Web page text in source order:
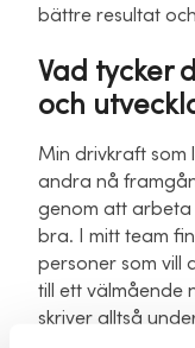
bättre resultat
Vad tycker
och
Min drivkraft som
andra nå
genom att arbeta
bra. I mitt team
personer som vill
till ett välmående
skriver alltså